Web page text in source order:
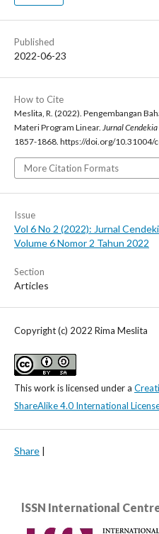
Published
2022-06-23
How to Cite
Meslita, R. (2022). Pengembangan
Materi Program Linear. Jurnal
1857-1868. https://doi.org/10.31004/
More Citation Formats
Issue
Vol 6 No 2 (2022): Jurnal
Volume 6 Nomor 2 Tahun 2022
Section
Articles
Copyright (c) 2022 Rima Meslita
This work is licensed under a
ShareAlike 4.0 International
Share |
lSSN International